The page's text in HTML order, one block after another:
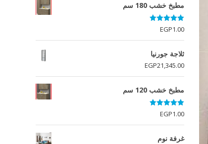
مطبخ خشب 180 سم
تم التقييم
5.00
من 5
EGP1.00
ثلاجة جورنيا
EGP21,345.00
مطبخ خشب 120 سم
تم التقييم
5.00
من 5
EGP1.00
غرفة نوم